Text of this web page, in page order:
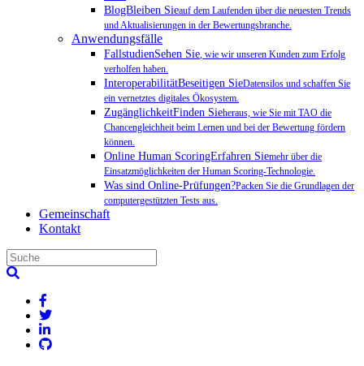
BlogBleiben Sieauf dem Laufenden über die neuesten Trends
und Aktualisierungen in der Bewertungsbranche.
Anwendungsfälle
FallstudienSehen Sie, wie wir unseren Kunden zum Erfolg
verholfen haben.
InteroperabilitätBeseitigen SieDatensilos und schaffen Sie
ein vernetztes digitales Ökosystem.
ZugänglichkeitFinden Sieheraus, wie Sie mit TAO die
Chancengleichheit beim Lernen und bei der Bewertung fördern
können.
Online Human ScoringErfahren Siemehr über die
Einsatzmöglichkeiten der Human Scoring-Technologie.
Was sind Online-Prüfungen?Packen Sie die Grundlagen der
computergestützten Tests aus.
Gemeinschaft
Kontakt